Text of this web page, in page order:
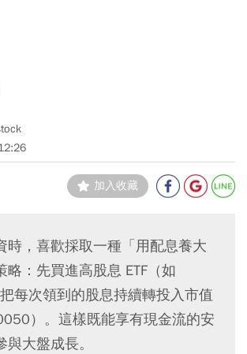
加入收藏
時，喜歡採取一種「用配息養大
略：先買進高股息 ETF（如
每次領到的股息持續轉投入市值
）。這樣既能享有現金流的安
大盤成長。